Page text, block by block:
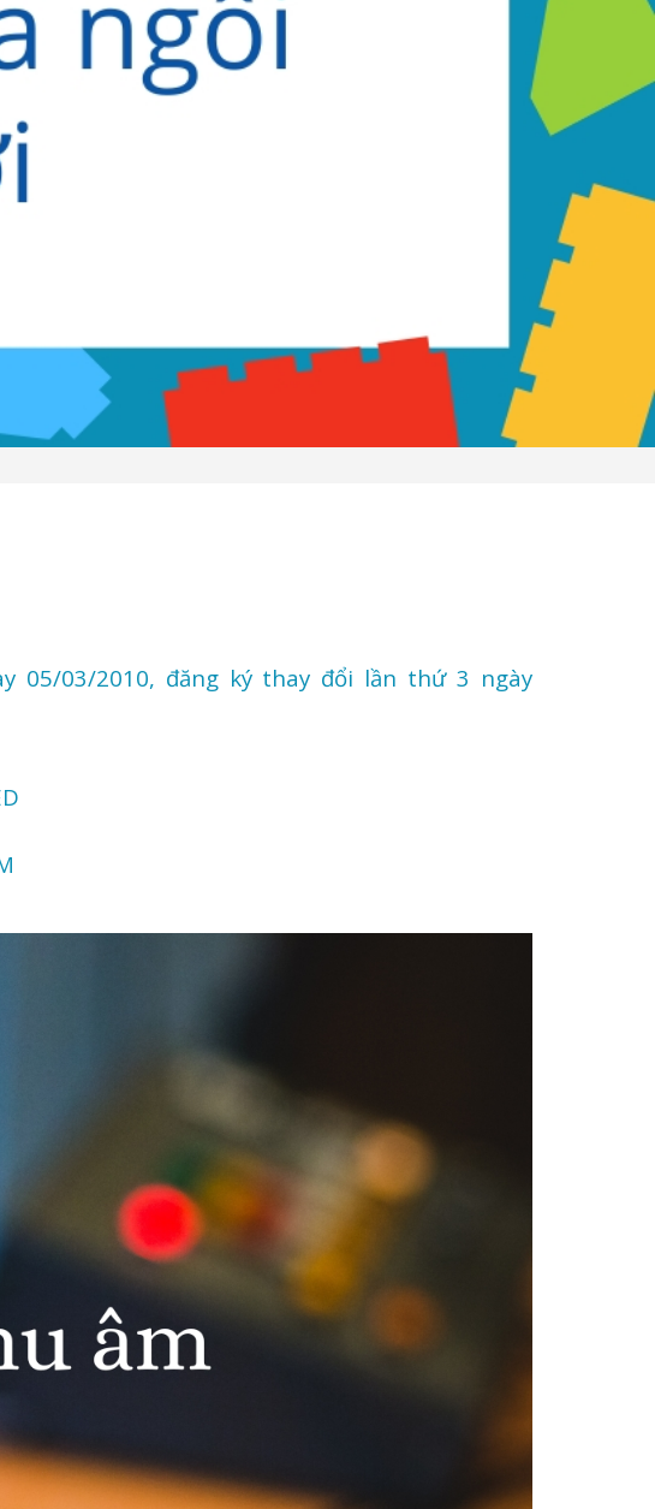
05/03/2010, đăng ký thay đổi lần thứ 3 ngày